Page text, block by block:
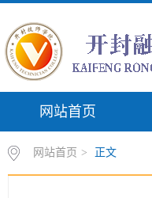
网站首页
网站首页 > 正文